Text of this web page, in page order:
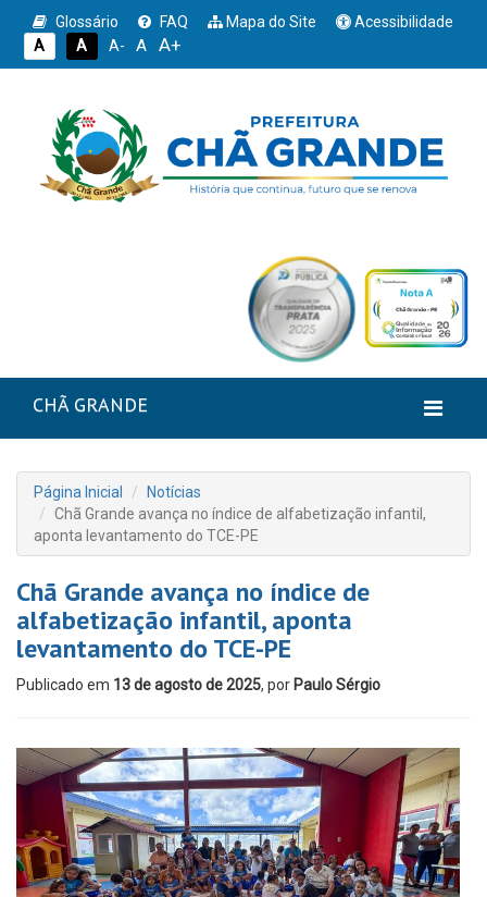
Glossário FAQ Mapa do Site
Acessibilidade
A
A A- A A+
CHÃ GRANDE
Página Inicial
Notícias
Chã Grande avança no índice de alfabetização infantil,
aponta levantamento do TCE-PE
Chã Grande avança no índice de
alfabetização infantil, aponta
levantamento do TCE-PE
Publicado em 13 de agosto de 2025, por Paulo Sérgio